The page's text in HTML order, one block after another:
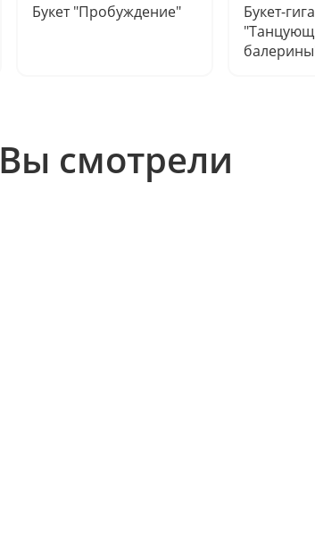
Букет "Пробуждение"
Букет-
Вы смотрели